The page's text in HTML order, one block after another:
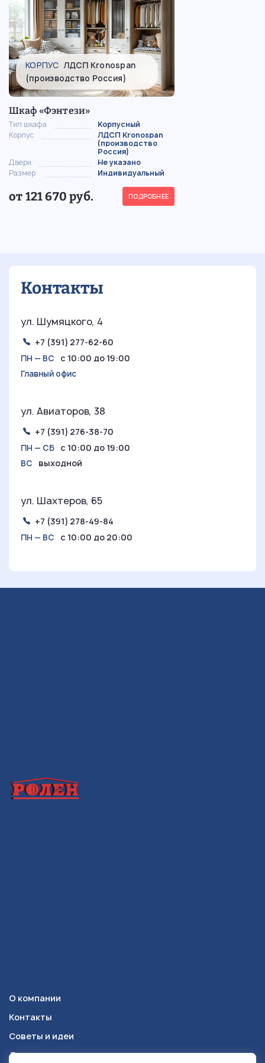
КОРПУС ЛДСП Kronospan
(производство Россия)
Шкаф «Фэнтези»
Тип шкафа
Корпусный
Корпус
ЛДСП Kronospan
(производство
Россия)
Двери
Не указано
Размер
Индивидуальный
от 121 670 руб. ПОДРОБНЕЕ
Контакты
ул. Шумяцкого, 4
+7 (391) 277-62-60
ПН — ВС с 10:00 до 19:00
Главный офис
ул. Авиаторов, 38
+7 (391) 276-38-70
ПН — СБ с 10:00 до 19:00
ВС выходной
ул. Шахтеров, 65
+7 (391) 278-49-84
ПН — ВС с 10:00 до 20:00
О компании
Контакты
Советы и идеи
Доставка и оплата